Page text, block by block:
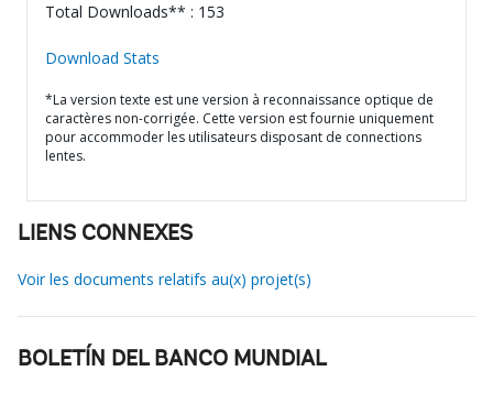
Total Downloads** : 153
Download Stats
*La version texte est une version à reconnaissance optique de
caractères non-corrigée. Cette version est fournie uniquement
pour accommoder les utilisateurs disposant de connections
lentes.
LIENS CONNEXES
Voir les documents relatifs au(x) projet(s)
BOLETÍN DEL BANCO MUNDIAL